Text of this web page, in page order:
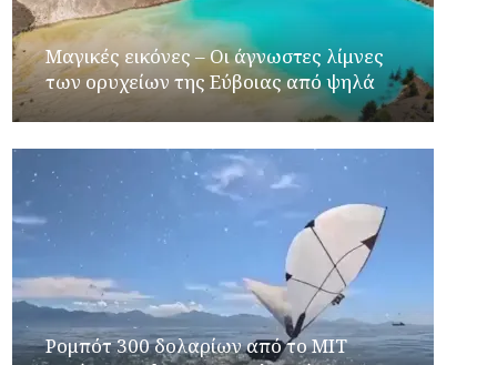
Μαγικές εικόνες – Οι άγνωστες λίμνες
των ορυχείων της Εύβοιας από ψηλά
Ρομπότ 300 δολαρίων από το MIT